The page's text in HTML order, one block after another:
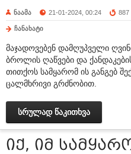
ნაამა 21-01-2024, 00:24 887
ჩანახატი
მაჯადოვებენ დამღუპველი
ბროლის ღაწვები და
თითქოს სამყარომ ის განგებ
ცალმხრივი გრძნობით.
სრულად წაკითხვა
იქ, იმ